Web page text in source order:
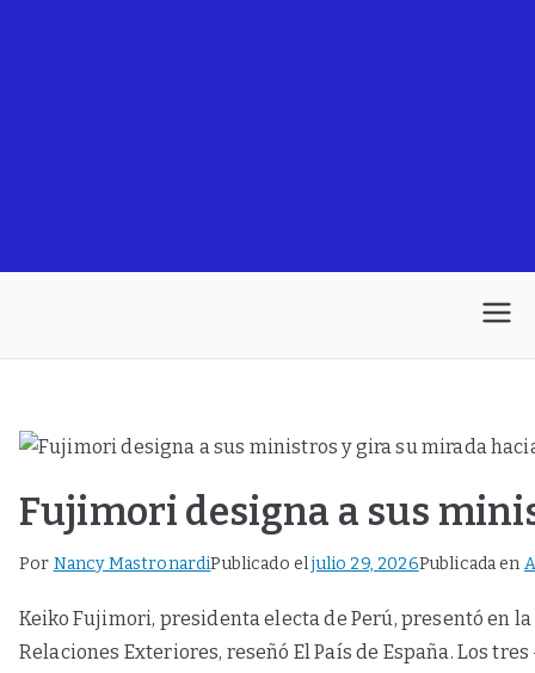
Fujimori designa a sus
Por Nancy MastronardiPublicado eljulio 29, 2026Publicada en
Keiko Fujimori, presidenta electa de Perú, presentó en
Relaciones Exteriores, reseñó El País de España. Los